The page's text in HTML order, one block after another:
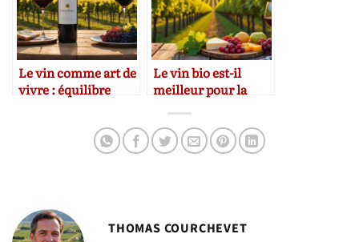
Le vin comme art de
vivre : équilibre
Le vin bio est-il
meilleur pour la
THOMAS COURCHEVET